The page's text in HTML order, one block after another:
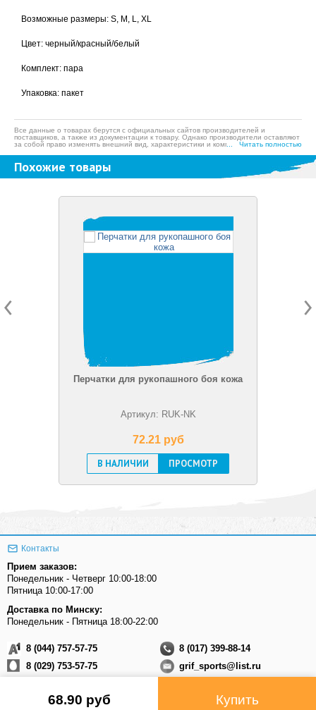
68.90 pуб Купить
Возможные размеры: S, M, L, XL
Цвет: черный/красный/белый
Комплект: пара
Упаковка: пакет
Все данные о товарах берутся с официальных сайтов производителей и
поставщиков, а также из документации к товару. Однако производители оставляют
за собой право изменять внешний вид, характеристики и комплектацию товара,
пониманием к данному факту и заранее приносим извинения за возможные
неточности в описании и фотографиях товара. Будем благодарны вам за
сообщение об ошибках — это поможет сделать наш каталог еще точнее!
... Читать полностью
Похожие товары
Перчатки для рукопашного боя кожа
Артикул: RUK-NK
72.21 pуб
В НАЛИЧИИ
ПРОСМОТР
Контакты
Прием заказов:
Понедельник - Четверг 10:00-18:00
Пятница 10:00-17:00
Доставка по Минску:
Понедельник - Пятница 18:00-22:00
8 (044) 757-57-75
8 (029) 753-57-75
8 (017) 399-88-14
grif_sports@list.ru
Присоединяйтесь к нам